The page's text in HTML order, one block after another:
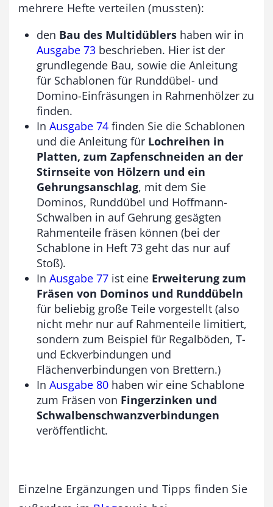
mehrere Hefte verteilen (mussten):
den Bau des Multidüblers haben wir in
Ausgabe 73 beschrieben. Hier ist der
grundlegende Bau, sowie die Anleitung
für Schablonen für Runddübel- und
Domino-Einfräsungen in Rahmenhölzer zu
finden.
In Ausgabe 74 finden Sie die Schablonen
und die Anleitung für Lochreihen in
Platten, zum Zapfenschneiden an der
Stirnseite von Hölzern und ein
Gehrungsanschlag, mit dem Sie
Dominos, Runddübel und Hoffmann-
Schwalben in auf Gehrung gesägten
Rahmenteile fräsen können (bei der
Schablone in Heft 73 geht das nur auf
Stoß).
In Ausgabe 77 ist eine Erweiterung zum
Fräsen von Dominos und Runddübeln
für beliebig große Teile vorgestellt (also
nicht mehr nur auf Rahmenteile limitiert,
sondern zum Beispiel für Regalböden, T-
und Eckverbindungen und
Flächenverbindungen von Brettern.)
In Ausgabe 80 haben wir eine Schablone
zum Fräsen von Fingerzinken und
Schwalbenschwanzverbindungen
veröffentlicht.
Einzelne Ergänzungen und Tipps finden Sie